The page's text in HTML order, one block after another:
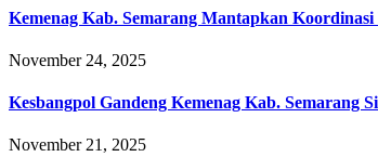
Kemenag Kab. Semarang Mantapkan
November 24, 2025
Kesbangpol Gandeng Kemenag Kab. Semarang
November 21, 2025